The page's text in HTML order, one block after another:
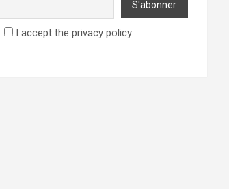
I accept the privacy policy